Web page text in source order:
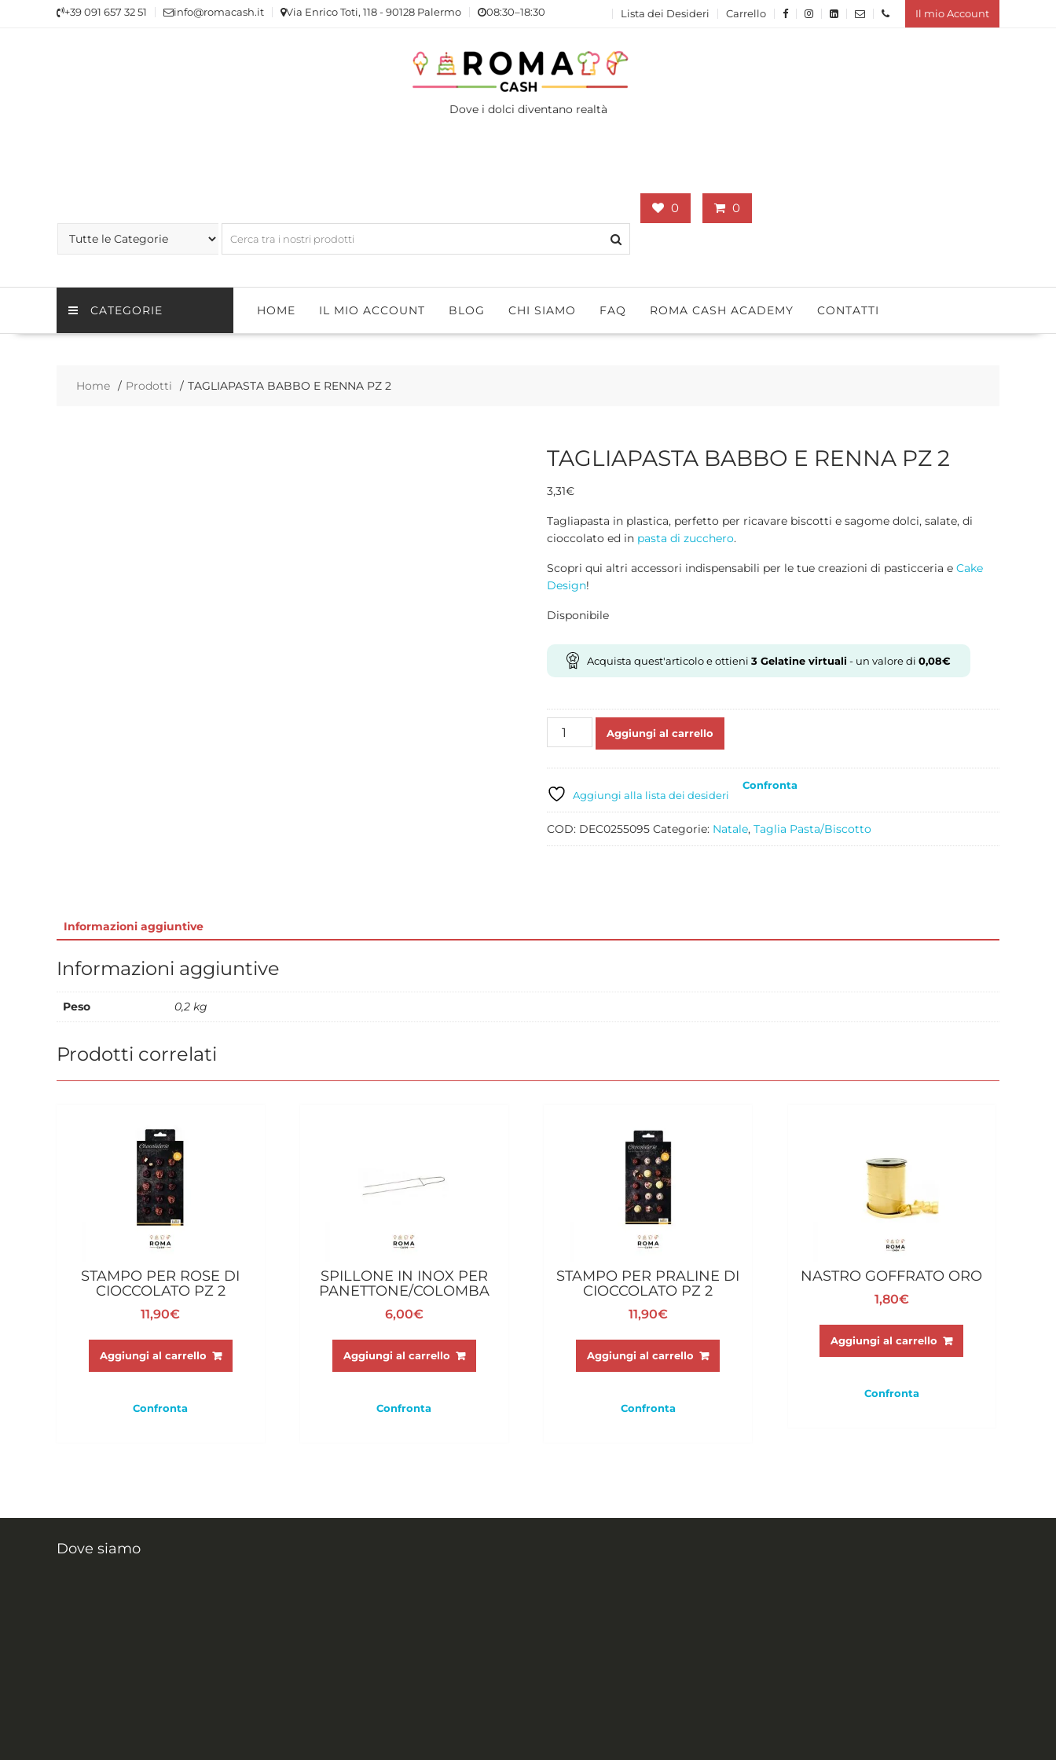
+39 091 657 32 51 info@romacash.it Via Enrico Toti, 118 - 90128 Palermo 08:30–18:30 Lista dei Desideri Carrello Il mio Account
Dove i dolci diventano realtà
0 0
CATEGORIE HOME IL MIO ACCOUNT BLOG CHI SIAMO FAQ ROMA CASH ACADEMY CONTATTI
Home Prodotti TAGLIAPASTA BABBO E RENNA PZ 2
TAGLIAPASTA BABBO E RENNA PZ 2
3,31€
Tagliapasta in plastica, perfetto per ricavare biscotti e sagome dolci, salate, di
cioccolato ed in pasta di zucchero.
Scopri qui altri accessori indispensabili per le tue creazioni di pasticceria e Cake
Design!
Disponibile
Acquista quest'articolo e ottieni 3 Gelatine virtuali- un valore di 0,08€
TAGLIAPASTA
PZ
2
quantità
Aggiungi al carrello
Aggiungi alla lista dei desideri
Confronta
COD: DEC0255095 Categorie: Natale, Taglia Pasta/Biscotto
Informazioni aggiuntive
Informazioni aggiuntive
Peso 0,2 kg
Prodotti correlati
STAMPO PER ROSE DI
CIOCCOLATO PZ 2
11,90€
Aggiungi al carrello
Confronta
SPILLONE IN INOX PER
PANETTONE/COLOMBA
6,00€
Aggiungi al carrello
Confronta
STAMPO PER PRALINE DI
CIOCCOLATO PZ 2
11,90€
Aggiungi al carrello
Confronta
NASTRO GOFFRATO ORO
1,80€
Aggiungi al carrello
Confronta
Dove siamo